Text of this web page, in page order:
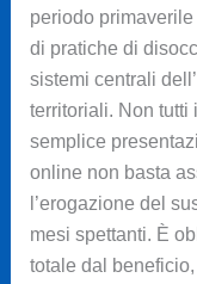
periodo
di pratiche di
sistemi centrali
territoriali. Non tutti
semplice
online non basta
l’erogazione del
mesi spettanti. È
totale dal